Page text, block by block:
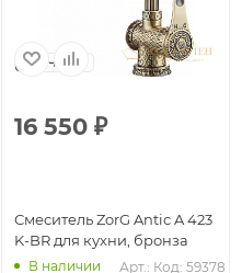
Чехия
16 550 ₽
Смеситель ZorG Antic A 423
K-BR для кухни, бронза
В наличии Арт.: Код: 59378